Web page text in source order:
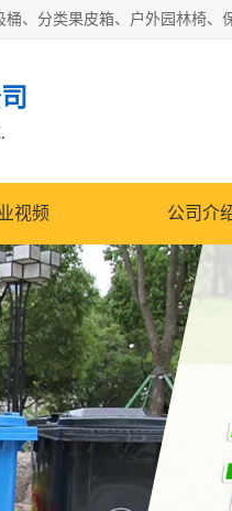
视频 公司介